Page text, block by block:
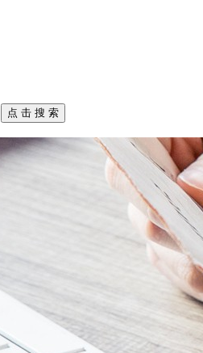
点 击 搜 索